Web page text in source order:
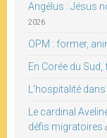
Angélus : Jésus
2026
OPM : former,
En Corée du
L’hospitalité
Le cardinal
défis migratoires